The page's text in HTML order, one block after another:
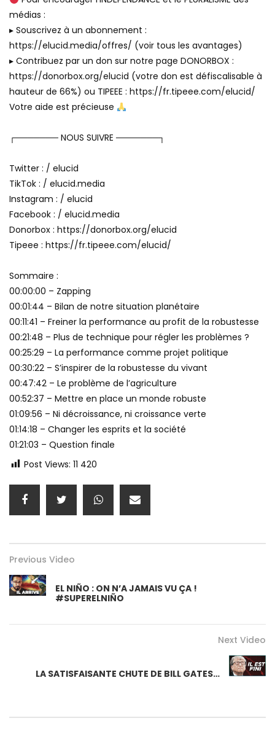
médias :
▸ Souscrivez à un abonnement :
https://elucid.media/offres/ (voir tous les avantages)
▸ Contribuez par un don sur notre page DONORBOX :
https://donorbox.org/elucid (votre don est défiscalisable à
hauteur de 66%) ou TIPEEE : https://fr.tipeee.com/elucid/
Votre aide est précieuse
┌─────── NOUS SUIVRE ───────┐
Twitter : / elucid
TikTok : / elucid.media
Instagram : / elucid
Facebook : / elucid.media
Donorbox : https://donorbox.org/elucid
Tipeee : https://fr.tipeee.com/elucid/
Sommaire :
00:00:00 – Zapping
00:01:44 – Bilan de notre situation planétaire
00:11:41 – Freiner la performance au profit de la robustesse
00:21:48 – Plus de technique pour régler les problèmes ?
00:25:29 – La performance comme projet politique
00:30:22 – S’inspirer de la robustesse du vivant
00:47:42 – Le problème de l’agriculture
00:52:37 – Mettre en place un monde robuste
01:09:56 – Ni décroissance, ni croissance verte
01:14:18 – Changer les esprits et la société
01:21:03 – Question finale
Post Views: 11 420
Previous Video
EL NIÑO : ON N’A JAMAIS VU ÇA !
#SUPERELNIÑO
Next Video
LA SATISFAISANTE CHUTE DE BILL GATES…